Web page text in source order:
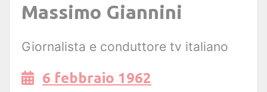
Massimo Giannini
Giornalista e conduttore tv italiano
6 febbraio 1962